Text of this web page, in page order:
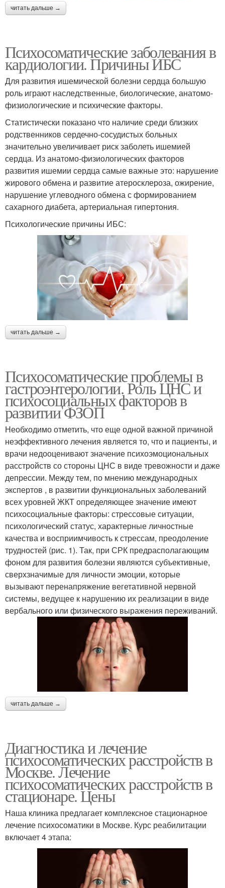
читать дальше →
Психосоматические заболевания в
кардиологии. Причины ИБС
Для развития ишемической болезни сердца большую
роль играют наследственные, биологические, анатомо-
физиологические и психические факторы.
Статистически показано что наличие среди близких
родственников сердечно-сосудистых больных
значительно увеличивает риск заболеть ишемией
сердца. Из анатомо-физиологических факторов
развития ишемии сердца самые важные это: нарушение
жирового обмена и развитие атеросклероза, ожирение,
нарушение углеводного обмена с формированием
сахарного диабета, артериальная гипертония.
Психологические причины ИБС:
читать дальше →
Психосоматические проблемы в
гастроэнтерологии. Роль ЦНС и
психосоциальных факторов в
развитии ФЗОП
Необходимо отметить, что еще одной важной причиной
неэффективного лечения является то, что и пациенты, и
врачи недооценивают значение психоэмоциональных
расстройств со стороны ЦНС в виде тревожности и даже
депрессии. Между тем, по мнению международных
экспертов , в развитии функциональных заболеваний
всех уровней ЖКТ определяющее значение имеют
психосоциальные факторы: стрессовые ситуации,
психологический статус, характерные личностные
качества и восприимчивость к стрессам, преодоление
трудностей (рис. 1). Так, при СРК предрасполагающим
фоном для развития болезни являются субъективные,
сверхзначимые для личности эмоции, которые
вызывают перенапряжение вегетативной нервной
системы, ведущее к нарушению их реализации в виде
вербального или физического выражения переживаний.
читать дальше →
Диагностика и лечение
психосоматических расстройств в
Москве. Лечение
психосоматических расстройств в
стационаре. Цены
Наша клиника предлагает комплексное стационарное
лечение психосоматики в Москве. Курс реабилитации
включает 4 этапа: